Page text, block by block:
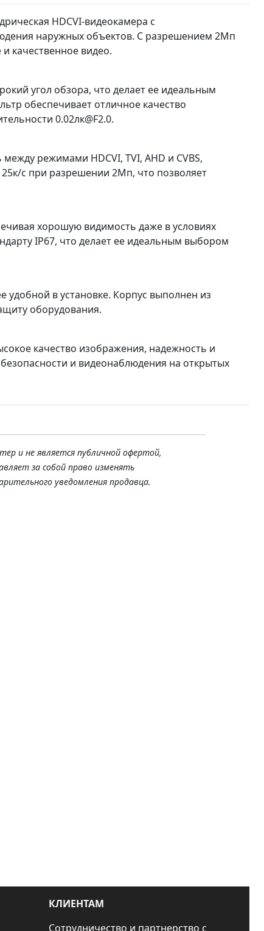
HDCVI-видеокамера с
наружных объектов. С разрешением 2Мп
качественное видео.
угол обзора, что делает ее идеальным
обеспечивает отличное качество
0.02лк@F2.0.
режимами HDCVI, TVI, AHD и CVBS,
25к/c при разрешении 2Мп, что позволяет
хорошую видимость даже в условиях
IP67, что делает ее идеальным выбором
удобной в установке. Корпус выполнен из
оборудования.
качество изображения, надежность и
и видеонаблюдения на открытых
и не является публичной офертой,
за собой право изменять
уведомления продавца.
КЛИЕНТАМ
Сотрудничество и партнерство с